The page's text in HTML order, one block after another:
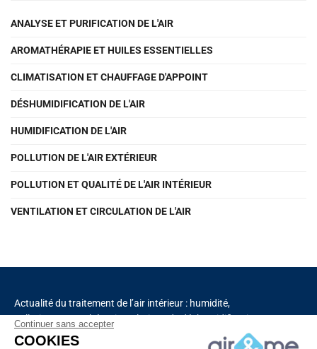
ANALYSE ET PURIFICATION DE L'AIR
AROMATHÉRAPIE ET HUILES ESSENTIELLES
CLIMATISATION ET CHAUFFAGE D'APPOINT
DÉSHUMIDIFICATION DE L'AIR
HUMIDIFICATION DE L'AIR
POLLUTION DE L'AIR EXTÉRIEUR
POLLUTION ET QUALITÉ DE L'AIR INTÉRIEUR
VENTILATION ET CIRCULATION DE L'AIR
Actualité du traitement de l’air intérieur : humidité,
pollution, aromathérapie, solutions de déshumidification
et de purification de l’air, chauffage, ventilation,
Continuer sans accepter
COOKIES